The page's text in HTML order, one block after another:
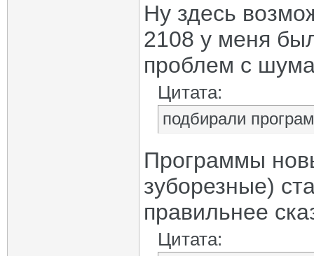
Ну здесь
2108 у меня
проблем с
Цитата:
подбирали
Программы
зуборезные)
правильнее
Цитата: